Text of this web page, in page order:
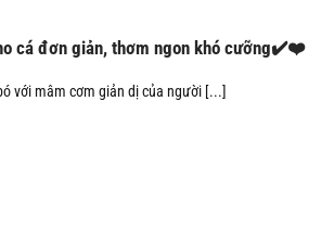
cá đơn giản, thơm ngon khó cưỡng✔️❤️
với mâm cơm giản dị của người [...]